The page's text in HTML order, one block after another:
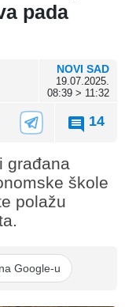
pada
NOVI SAD
19.07.2025.
08:39 > 11:32
14
građana
škole
polažu
Google-u